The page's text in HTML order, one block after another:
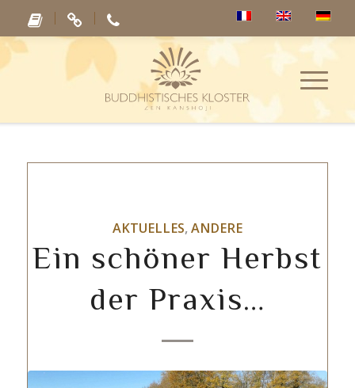
AKTUELLES, ANDERE
Ein schöner Herbst
der Praxis…